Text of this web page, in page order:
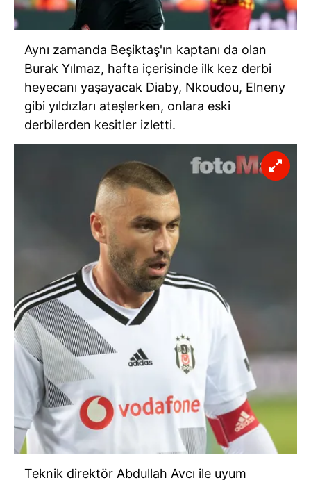
Aynı zamanda Beşiktaş'ın kaptanı da olan
Burak Yılmaz, hafta içerisinde ilk kez derbi
heyecanı yaşayacak Diaby, Nkoudou, Elneny
gibi yıldızları ateşlerken, onlara eski
derbilerden kesitler izletti.
Teknik direktör Abdullah Avcı ile uyum